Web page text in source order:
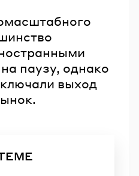
паузу, однако
выход